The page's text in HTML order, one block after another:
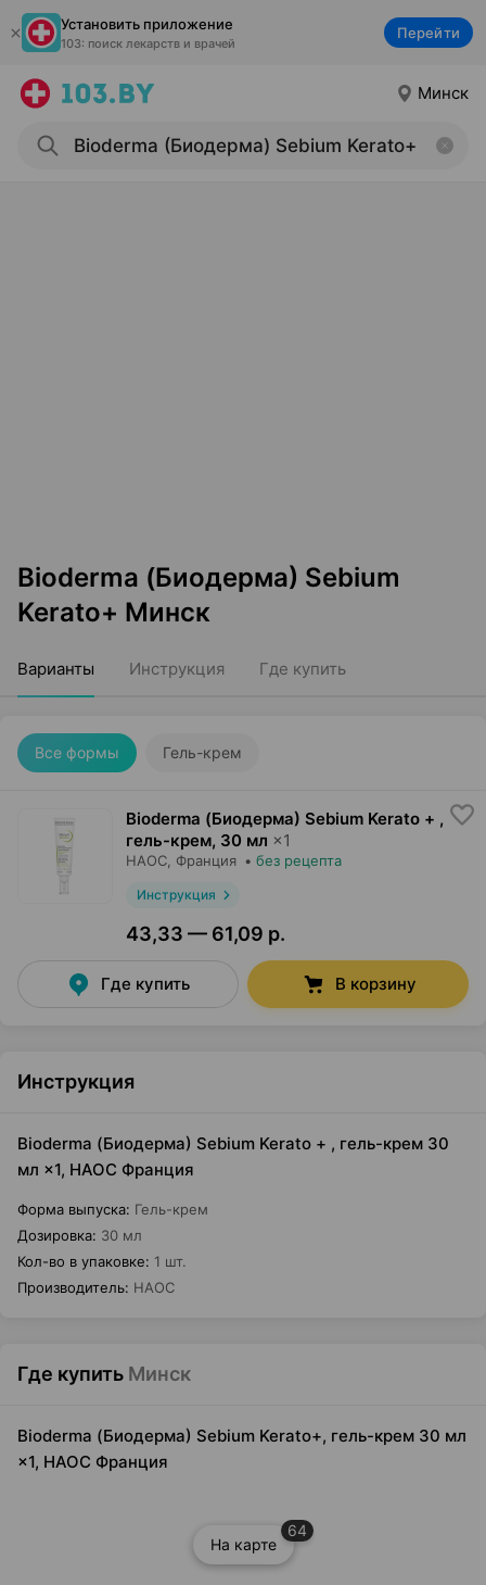
Установить приложение
103: поиск лекарств и врачей
Перейти
Минск
Bioderma (Биодерма) Sebium
Kerato+ Минск
Варианты Инструкция Где купить
Все формы Гель-крем
Bioderma (Биодерма) Sebium Kerato + ,
гель-крем, 30 мл ×1
НАОС , Франция • без рецепта
Инструкция
43,33 — 61,09 р.
Где купить В корзину
Инструкция
Bioderma (Биодерма) Sebium Kerato + , гель-крем 30
мл ×1, НАОС Франция
Форма выпуска: Гель-крем
Дозировка: 30 мл
Кол-во в упаковке: 1 шт.
Производитель: НАОС
Где купить Минск
Bioderma (Биодерма) Sebium Kerato+, гель-крем 30 мл
×1, НАОС Франция
На карте
64